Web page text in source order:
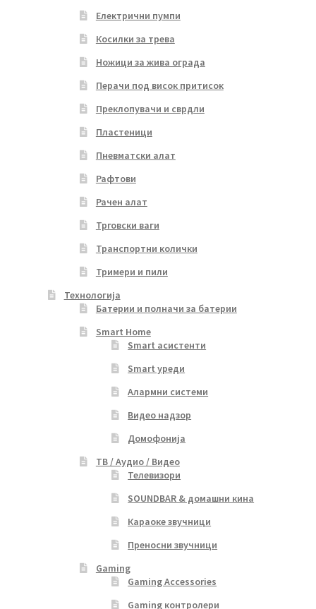
Електрични пумпи
Косилки за трева
Ножици за жива ограда
Перачи под висок притисок
Преклопувачи и сврдли
Пластеници
Пневматски алат
Рафтови
Рачен алат
Трговски ваги
Транспортни колички
Тримери и пили
Технологија
Батерии и полначи за батерии
Smart Home
Smart асистенти
Smart уреди
Алармни системи
Видео надзор
Домофонија
ТВ / Аудио / Видео
Телевизори
SOUNDBAR & домашни кина
Караоке звучници
Преносни звучници
Gaming
Gaming Accessories
Gaming контролери